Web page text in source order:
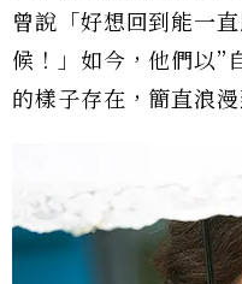
曾說「好想回到能一
候！」如今，他們以”
的樣子存在，簡直浪漫